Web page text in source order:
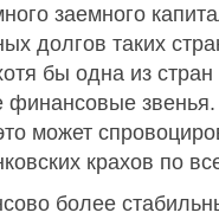
заемного
долгов таких
бы одна из
финансовые
может
крахов по
более